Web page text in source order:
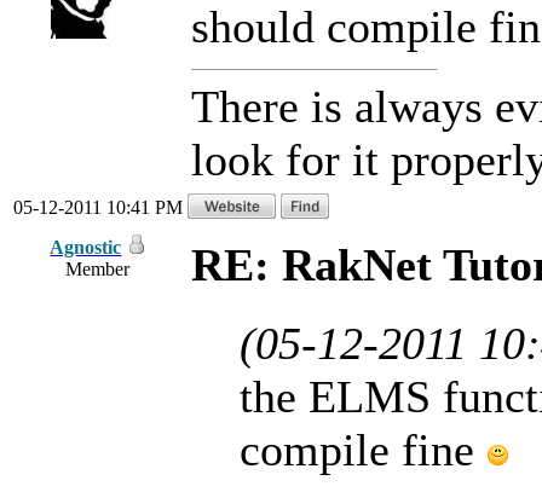
should compile
There is always
look for it
05-12-2011 10:41 PM
Agnostic
Member
RE: RakNet
(05-12-2011
the ELMS
compile fine